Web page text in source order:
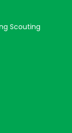
Scouting